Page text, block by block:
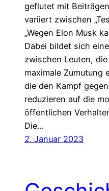
geflutet mit
variiert zwischen
„Wegen Elon Musk
Dabei bildet sich
zwischen Leuten,
maximale Zumutung
die den Kampf
reduzieren auf die
öffentlichen
Die…
2. Januar 2023